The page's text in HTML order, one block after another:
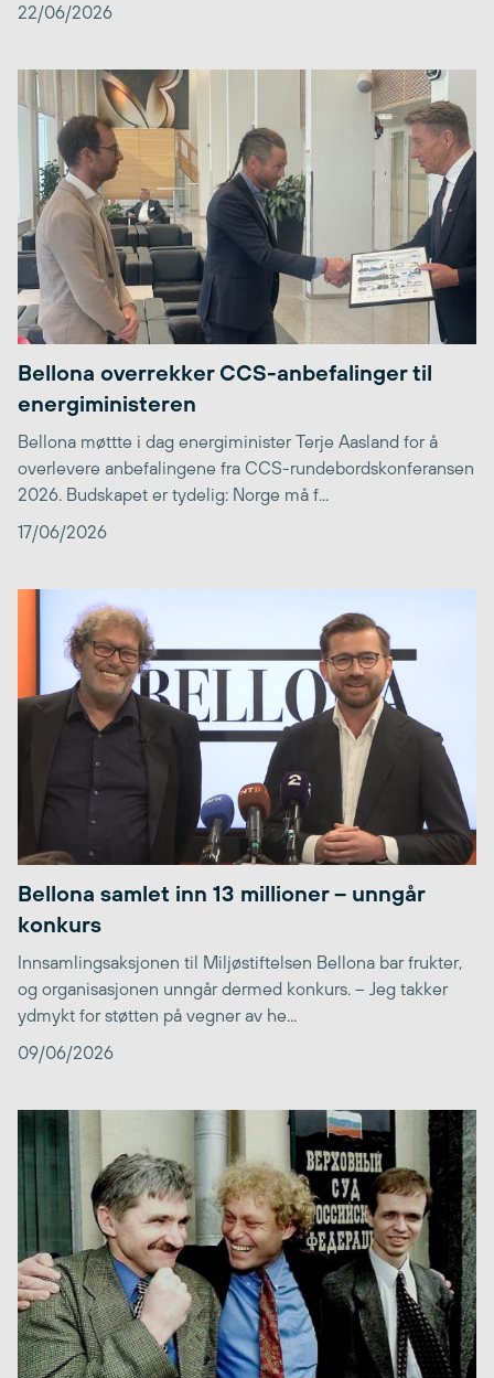
22/06/2026
Bellona overrekker CCS-anbefalinger til
energiministeren
Bellona møttte i dag energiminister Terje Aasland for å
overlevere anbefalingene fra CCS-rundebordskonferansen
2026. Budskapet er tydelig: Norge må f...
17/06/2026
Bellona samlet inn 13 millioner – unngår
konkurs
Innsamlingsaksjonen til Miljøstiftelsen Bellona bar frukter,
og organisasjonen unngår dermed konkurs. – Jeg takker
ydmykt for støtten på vegner av he...
09/06/2026